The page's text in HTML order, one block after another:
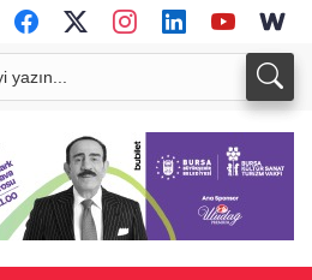
33,9428